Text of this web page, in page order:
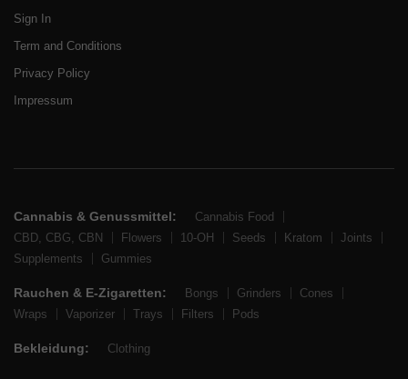
Sign In
Term and Conditions
Privacy Policy
Impressum
Cannabis & Genussmittel:
Cannabis Food
CBD, CBG, CBN
Flowers 10-OH Seeds Kratom
Joints
Supplements
Gummies
Rauchen & E-Zigaretten: Bongs Grinders
Cones
Wraps
Vaporizer Trays Filters Pods
Bekleidung: Clothing